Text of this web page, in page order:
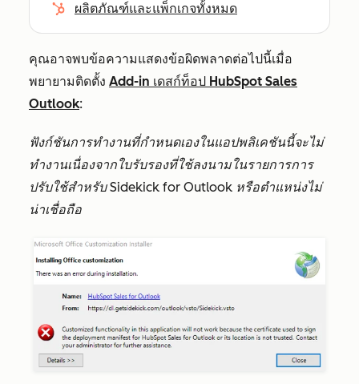
ผลิตภัณฑ์และแพ็กเกจทั้งหมด
คุณอาจพบข้อความแสดงข้อผิดพลาดต่อไปนี้เมื่อ
พยายามติดตั้ง Add-in เดสก์ท็อป HubSpot Sales
Outlook:
ฟังก์ชันการทำงานที่กำหนดเองในแอปพลิเคชันนี้จะไม่
ทำงานเนื่องจากใบรับรองที่ใช้ลงนามในรายการการ
ปรับใช้สำหรับ Sidekick for Outlook หรือตำแหน่งไม่
น่าเชื่อถือ